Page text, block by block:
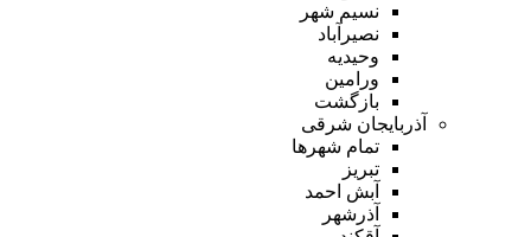
نسیم شهر
نصیرآباد
وحیدیه
ورامین
بازگشت
آذربایجان شرقی
تمام شهر‌ها
تبریز
آبش احمد
آذرشهر